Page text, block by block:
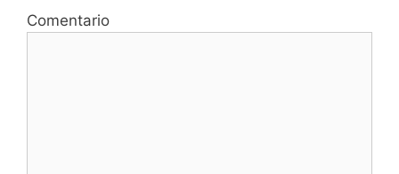
Comentario